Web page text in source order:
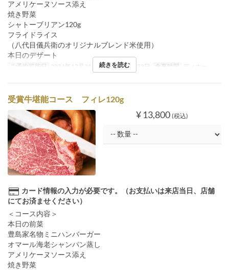
アメリケーヌソース添え
焼き野菜
シャトーブリアン120g
フライドライス
（八代目儀兵衛のオリジナルブレンド米使用）
本日のデザート
ご予約可能日 2024年12月21日 ~ 2024年12月22日 食事時間 ディナー
続きを読む
受賞牛堪能コース フィレ120g
¥ 13,800 (税込)
カード情報の入力が必要です。（お支払いは来店当日、店舗
にてお済ませください）
＜コース内容＞
本日の前菜
豊島家名物ミニハンバーガー
オマール海老シャンパン蒸し
アメリケーヌソース添え
焼き野菜